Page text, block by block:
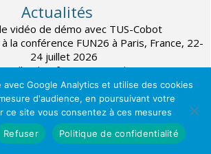
Actualités
vidéo de démo avec TUS-Cobot
la conférence FUN26 à Paris, France, 22-
24 juillet 2026
plateforme TUS-Cobot
Robotics | Mentions légales|Plan du site
générales de vente|Espace client
Google Analytics et utilise des cookies
d'audience, en poursuivant votre
ce site vous consentez à ces mesures
Refuser Politique de confidentialité